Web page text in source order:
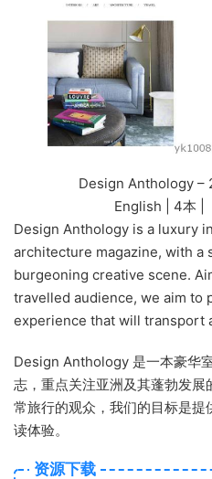
Design Anthology –
English | 4本 |
Design Anthology is a luxury
architecture magazine, with a
burgeoning creative scene.
travelled audience, we aim to
experience that will transport
Design Anthology 是一本豪华
志，重点关注亚洲及其蓬勃发
常旅行的观众，我们的目标是
读体验。
资源下载